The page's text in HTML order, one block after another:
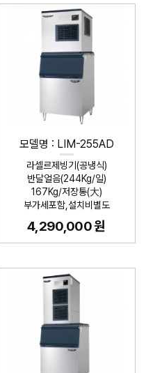
모델명 : LIM-255AD
라셀르제빙기(공냉식)
반달얼음(244Kg/일)
167Kg/저장통(大)
부가세포함,설치비별도
4,290,000 원